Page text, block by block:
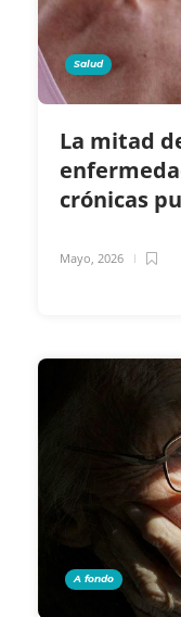
Salud
La mitad
crónicas
Mayo, 2026
A fondo